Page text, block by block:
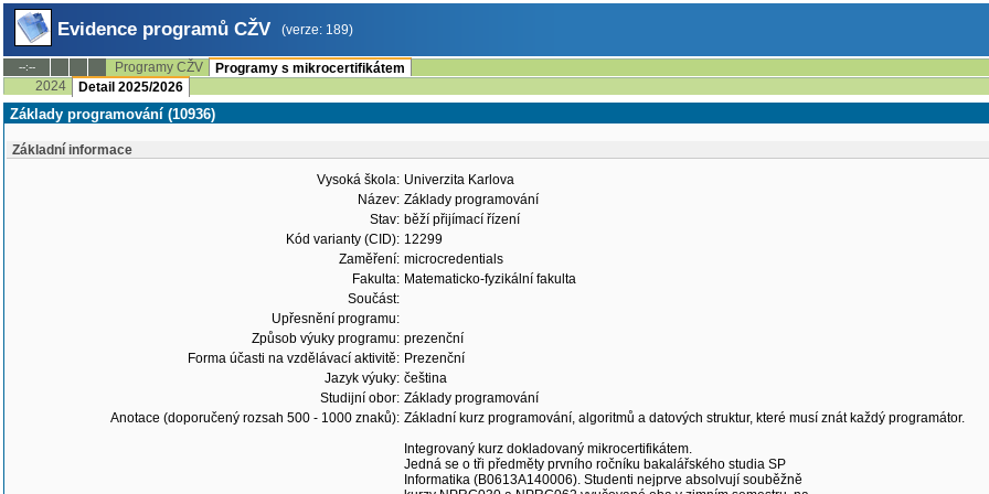
Evidence programů CŽV (verze: 189)
--:-- Programy CŽV
Programy s mikrocertifikátem
2024
Detail 2025/2026
Základy programování (10936)
Základní informace
Vysoká škola: Univerzita Karlova
Název: Základy programování
Stav: běží přijímací řízení
Kód varianty (CID): 12299
Zaměření: microcredentials
Fakulta: Matematicko-fyzikální fakulta
Součást:
Upřesnění programu:
Způsob výuky programu: prezenční
Forma účasti na vzdělávací aktivitě: Prezenční
Jazyk výuky: čeština
Studijní obor: Základy programování
Anotace (doporučený rozsah 500 - 1000 znaků): Základní kurz programování, algoritmů a datových struktur, které musí znát každý programátor.
Integrovaný kurz dokladovaný mikrocertifikátem.
Jedná se o tři předměty prvního ročníku bakalářského studia SP
Informatika (B0613A140006). Studenti nejprve absolvují souběžně